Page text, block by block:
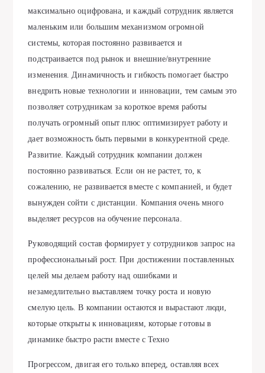
максимально оцифрована, и каждый сотрудник является
маленьким или большим механизмом огромной
системы, которая постоянно развивается и
подстраивается под рынок и внешние/внутренние
изменения. Динамичность и гибкость помогает быстро
внедрить новые технологии и инновации, тем самым это
позволяет сотрудникам за короткое время работы
получать огромный опыт плюс оптимизирует работу и
дает возможность быть первыми в конкурентной среде.
Развитие. Каждый сотрудник компании должен
постоянно развиваться. Если он не растет, то, к
сожалению, не развивается вместе с компанией, и будет
вынужден сойти с дистанции. Компания очень много
выделяет ресурсов на обучение персонала.
Руководящий состав формирует у сотрудников запрос на
профессиональный рост. При достижении поставленных
целей мы делаем работу над ошибками и
незамедлительно выставляем точку роста и новую
смелую цель. В компании остаются и вырастают люди,
которые открыты к инновациям, которые готовы в
динамике быстро расти вместе с Техно
Прогрессом, двигая его только вперед, оставляя всех